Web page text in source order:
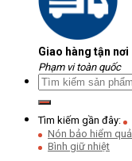
Giao hàng tận nơi
Phạm vi toàn quốc
Tìm kiếm gần đây:
Nón bảo hiểm
Bình giữ nhiệt